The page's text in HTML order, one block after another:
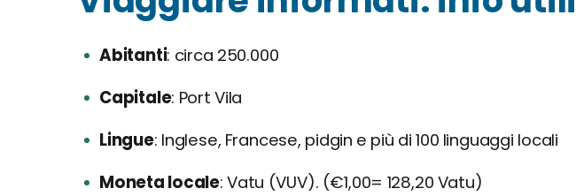
Abitanti circa 250.000
Capitale Port Vila
Lingue Inglese, Francese, pidgin e più di 100 linguaggi locali
Moneta locale Vatu (VUV). (€1,00= 128,20 Vatu)